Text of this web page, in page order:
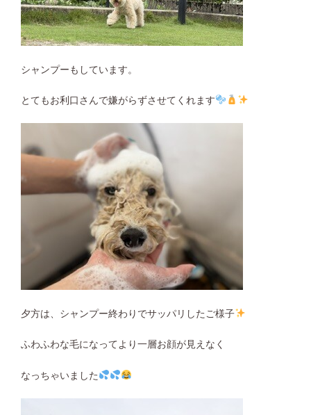
シャンプーもしています。
とてもお利口さんで嫌がらずさせてくれます
夕方は、シャンプー終わりでサッパリしたご様子
ふわふわな毛になってより一層お顔が見えなく
なっちゃいました